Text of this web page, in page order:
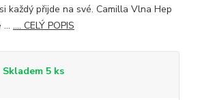
každý přijde na své. Camilla Vlna Hep
.... CELÝ POPIS
Skladem 5 ks